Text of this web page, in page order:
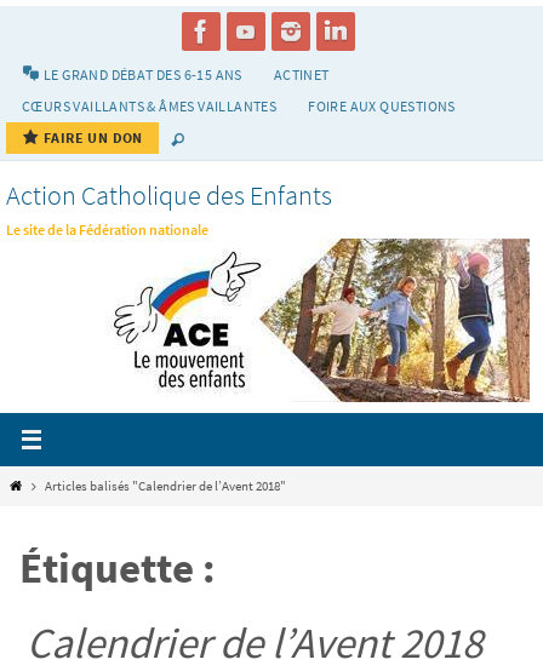
LE GRAND DÉBAT DES 6-15 ANS
ACTINET
CŒURS VAILLANTS & ÂMES VAILLANTES
FOIRE AUX QUESTIONS
FAIRE UN DON
Action Catholique des Enfants
Le site de la Fédération nationale
HomeArticles balisés "Calendrier de l’Avent 2018"
Étiquette :
Calendrier de l’Avent 2018